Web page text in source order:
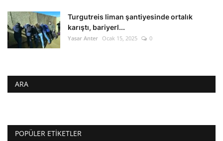
Turgutreis liman şantiyesinde ortalık
karıştı, bariyerl...
Yasar Anter Ocak 15, 2025 0
ARA
POPÜLER ETIKETLER